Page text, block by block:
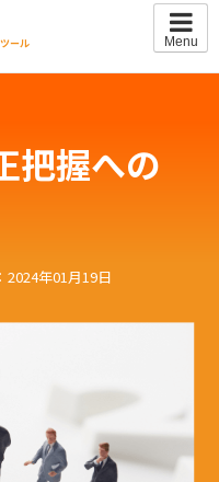
ール Menu
把握への
年01月19日